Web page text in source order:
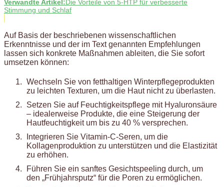
Verwandte Artikel:Die Vorteile von 5-HTP für verbesserte
Stimmung und Schlaf
Auf Basis der beschriebenen wissenschaftlichen
Erkenntnisse und der im Text genannten Empfehlungen
lassen sich konkrete Maßnahmen ableiten, die Sie sofort
umsetzen können:
Wechseln Sie von fetthaltigen Winterpflegeprodukten
zu leichten Texturen, um die Haut nicht zu überlasten.
Setzen Sie auf Feuchtigkeitspflege mit Hyaluronsäure
– idealerweise Produkte, die eine Steigerung der
Hautfeuchtigkeit um bis zu 40 % versprechen.
Integrieren Sie Vitamin-C-Seren, um die
Kollagenproduktion zu unterstützen und die Elastizität
zu erhöhen.
Führen Sie ein sanftes Gesichtspeeling durch, um
den „Frühjahrsputz“ für die Poren zu ermöglichen.